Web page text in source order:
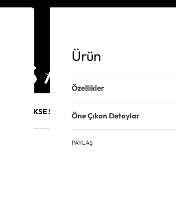
PURO AKSESUARLARI KALEM VE AKSESUAR
Ürün
Özellikler
Öne Çıkan Detaylar
PAYLAŞ